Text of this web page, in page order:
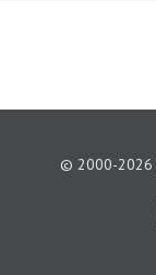
© 2000-2026